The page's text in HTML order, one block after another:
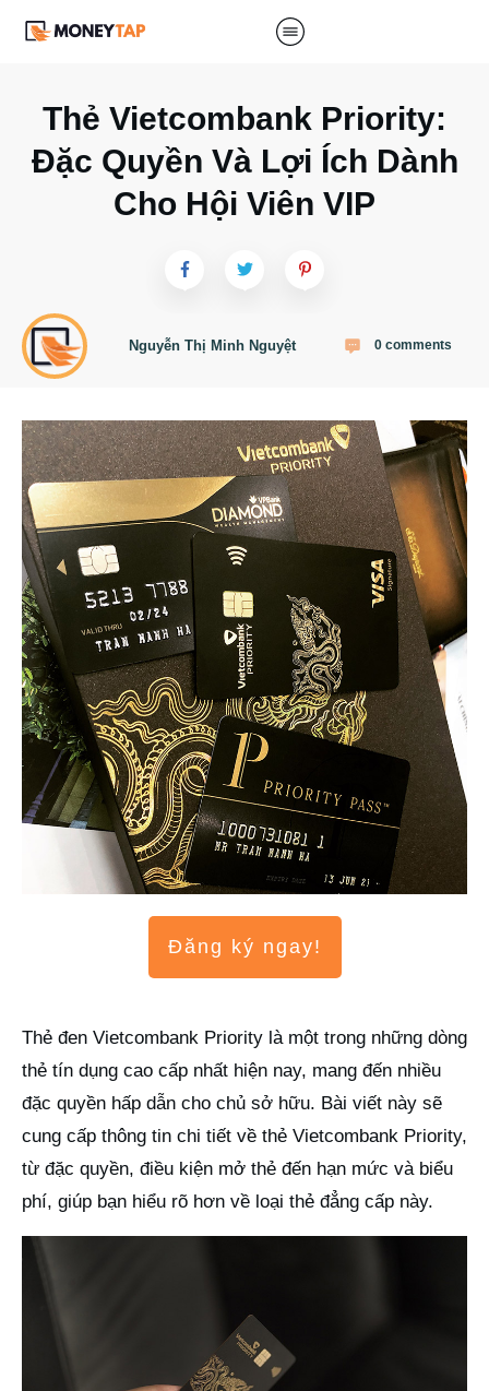
Thẻ Vietcombank Priority:
Đặc Quyền Và Lợi Ích Dành
Cho Hội Viên VIP
Nguyễn Thị Minh Nguyệt 0comments
Đăng ký ngay!
Thẻ đen Vietcombank Priority là một trong những dòng
thẻ tín dụng cao cấp nhất hiện nay, mang đến nhiều
đặc quyền hấp dẫn cho chủ sở hữu. Bài viết này sẽ
cung cấp thông tin chi tiết về thẻ Vietcombank Priority,
từ đặc quyền, điều kiện mở thẻ đến hạn mức và biểu
phí, giúp bạn hiểu rõ hơn về loại thẻ đẳng cấp này.